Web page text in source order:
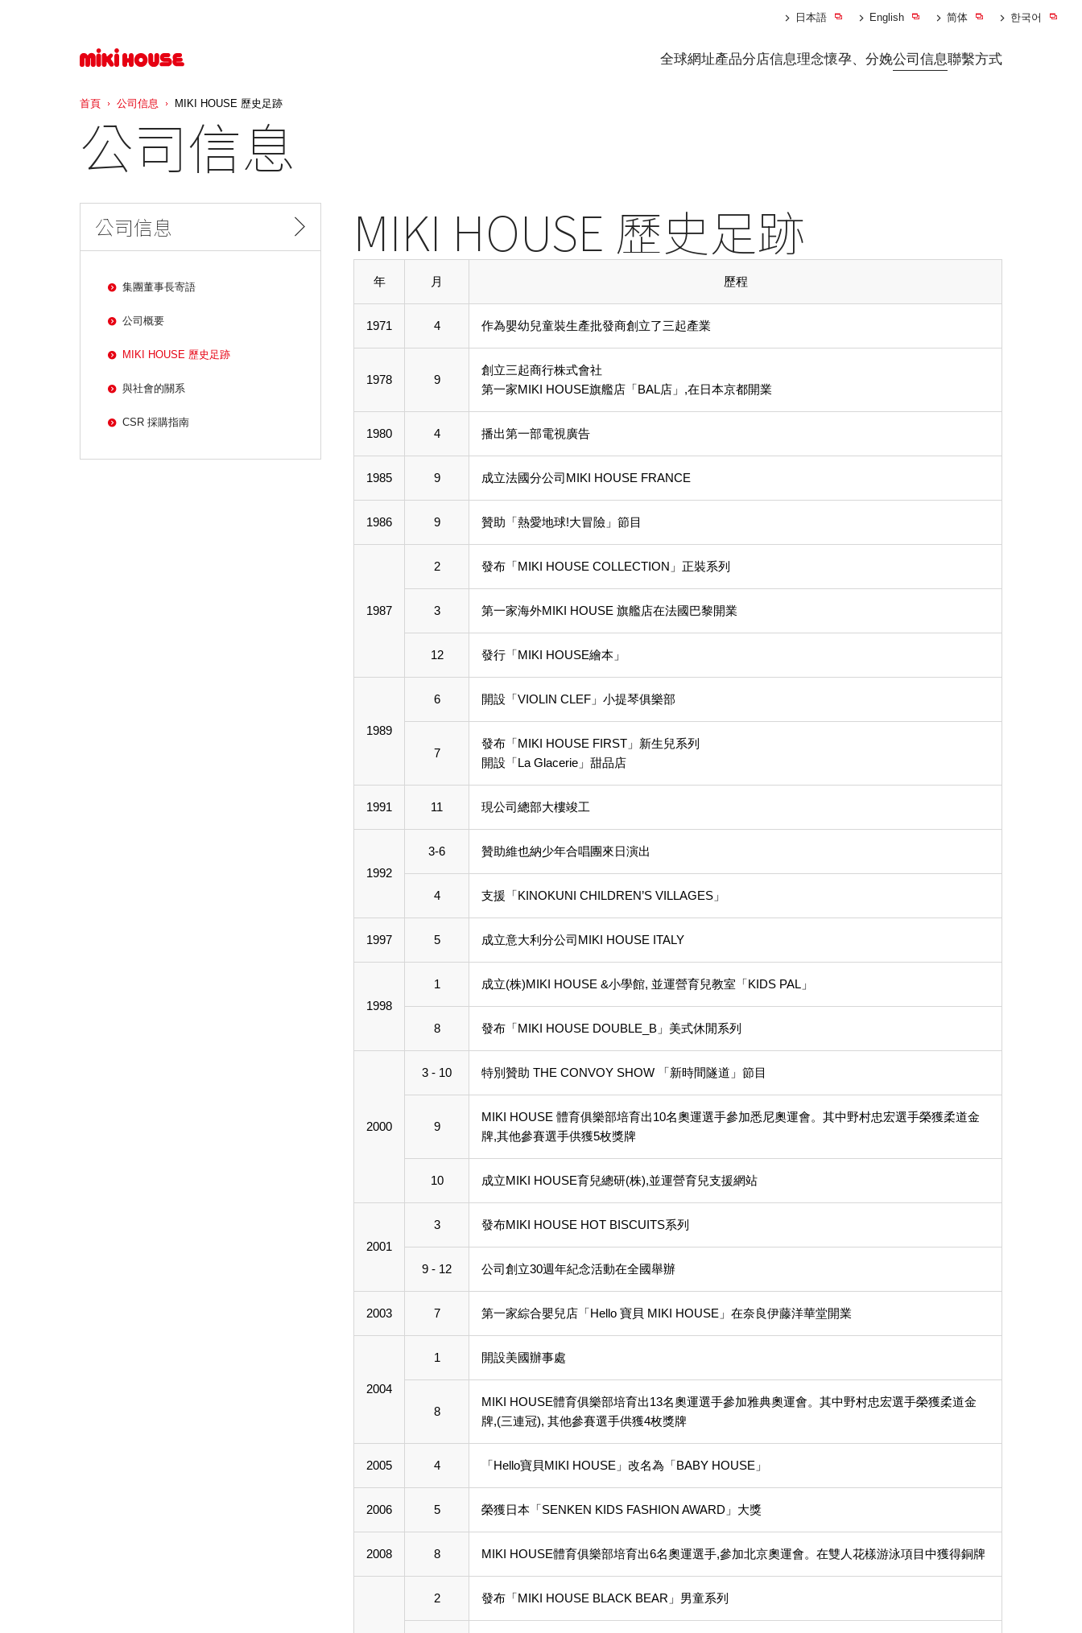
全球網址產品分店信息理念懷孕、分娩公司信息聯繫方式
日本語 English 简体 한국어
公司信息
MIKI HOUSE 歷史足跡
年 月 歷程
1971 4 作為嬰幼兒童裝生產批發商創立了三起產業
1978 9
創立三起商行株式會社
第一家MIKI HOUSE旗艦店「BAL店」,在日本京都開業
1980 4 播出第一部電視廣告
1985 9 成立法國分公司MIKI HOUSE FRANCE
1986 9 贊助「熱愛地球!大冒險」節目
1987
2 發布「MIKI HOUSE COLLECTION」正裝系列
3 第一家海外MIKI HOUSE 旗艦店在法國巴黎開業
12 發行「MIKI HOUSE繪本」
1989
6 開設「VIOLIN CLEF」小提琴俱樂部
7
發布「MIKI HOUSE FIRST」新生兒系列
開設「La Glacerie」甜品店
1991 11 現公司總部大樓竣工
1992
3-6 贊助維也納少年合唱團來日演出
4 支援「KINOKUNI CHILDREN’S VILLAGES」
1997 5 成立意大利分公司MIKI HOUSE ITALY
1998
1 成立(株)MIKI HOUSE &小學館, 並運營育兒教室「KIDS PAL」
8 發布「MIKI HOUSE DOUBLE_B」美式休閒系列
2000
3 - 10 特別贊助 THE CONVOY SHOW 「新時間隧道」節目
9
MIKI HOUSE 體育俱樂部培育出10名奧運選手參加悉尼奧運會。其中野村忠宏選手榮獲柔道金
牌,其他參賽選手供獲5枚獎牌
10 成立MIKI HOUSE育兒總研(株),並運營育兒支援網站
2001
3 發布MIKI HOUSE HOT BISCUITS系列
9 - 12 公司創立30週年紀念活動在全國舉辦
2003 7 第一家綜合嬰兒店「Hello 寶貝 MIKI HOUSE」在奈良伊藤洋華堂開業
2004
1 開設美國辦事處
8
MIKI HOUSE體育俱樂部培育出13名奧運選手參加雅典奧運會。其中野村忠宏選手榮獲柔道金
牌,(三連冠), 其他參賽選手供獲4枚獎牌
2005 4 「Hello寶貝MIKI HOUSE」改名為「BABY HOUSE」
2006 5 榮獲日本「SENKEN KIDS FASHION AWARD」大獎
2008 8 MIKI HOUSE體育俱樂部培育出6名奧運選手,參加北京奧運會。在雙人花樣游泳項目中獲得銅牌
2 發布「MIKI HOUSE BLACK BEAR」男童系列
公司信息
集團董事長寄語
公司概要
MIKI HOUSE 歷史足跡
與社會的關系
CSR 採購指南
首頁 公司信息 MIKI HOUSE 歷史足跡